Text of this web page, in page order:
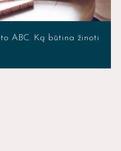
ABC. Ką būtina žinoti